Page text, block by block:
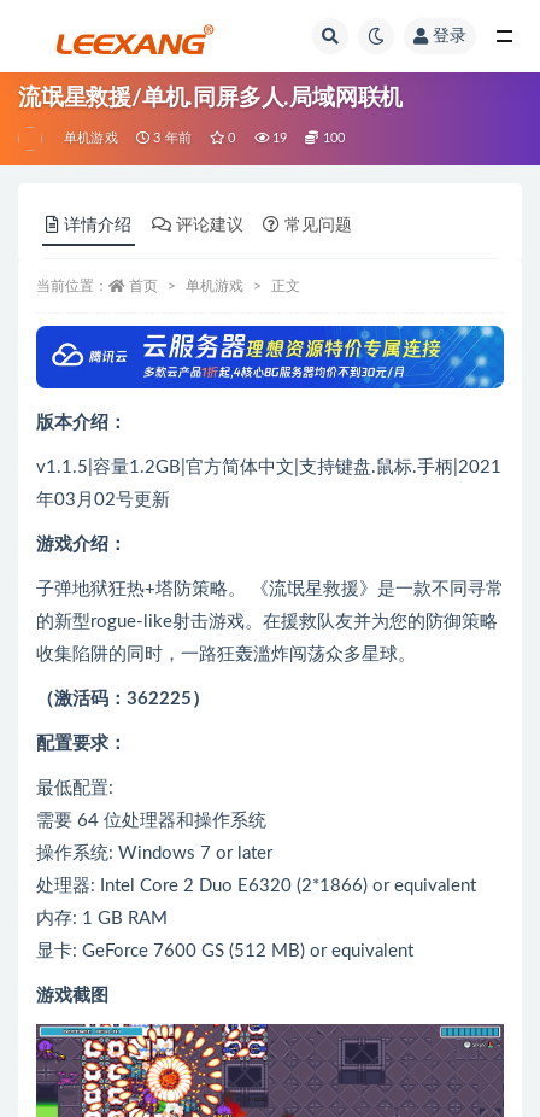
登录
流氓星救援/单机.同屏多人.局域网联机
单机游戏 3 年前 0 19 100
详情介绍 评论建议 常见问题
当前位置： 首页 单机游戏 正文
版本介绍：
v1.1.5|容量1.2GB|官方简体中文|支持键盘.鼠标.手柄|2021
年03月02号更新
游戏介绍：
子弹地狱狂热+塔防策略。 《流氓星救援》是一款不同寻常
的新型rogue-like射击游戏。在援救队友并为您的防御策略
收集陷阱的同时，一路狂轰滥炸闯荡众多星球。
（激活码：362225）
配置要求：
最低配置:
需要 64 位处理器和操作系统
操作系统: Windows 7 or later
处理器: Intel Core 2 Duo E6320 (2*1866) or equivalent
内存: 1 GB RAM
显卡: GeForce 7600 GS (512 MB) or equivalent
游戏截图